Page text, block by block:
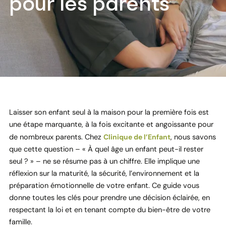
pour les parents
Laisser son enfant seul à la maison pour la première fois est
une étape marquante, à la fois excitante et angoissante pour
de nombreux parents. Chez Clinique de l’Enfant, nous savons
que cette question – « À quel âge un enfant peut-il rester
seul ? » – ne se résume pas à un chiffre. Elle implique une
réflexion sur la maturité, la sécurité, l’environnement et la
préparation émotionnelle de votre enfant. Ce guide vous
donne toutes les clés pour prendre une décision éclairée, en
respectant la loi et en tenant compte du bien-être de votre
famille.